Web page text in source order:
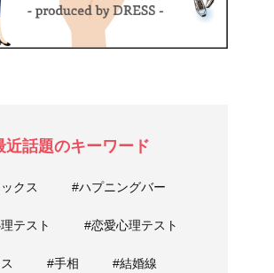
近話題のキーワード
クス #ハプニングバー
テスト #恋愛心理テスト
#手相 #結婚線